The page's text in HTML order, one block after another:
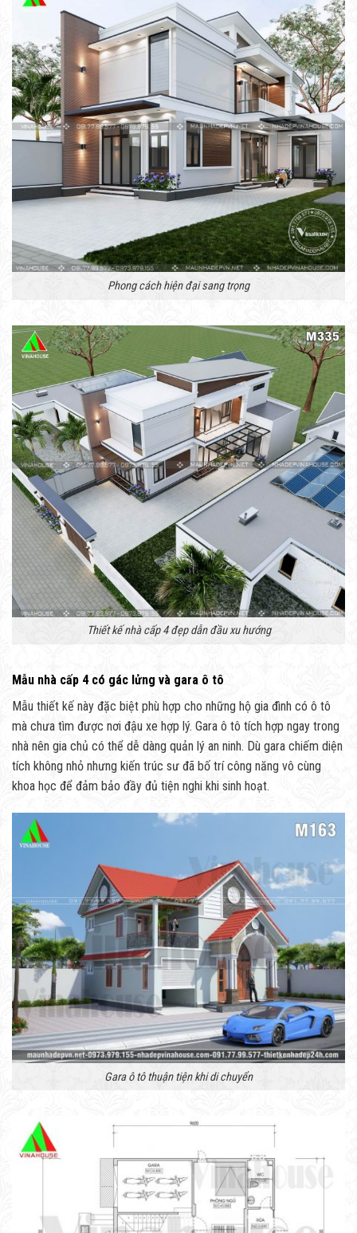
Phong cách hiện đại sang trọng
Thiết kế nhà cấp 4 đẹp dẫn đầu xu hướng
Mẫu nhà cấp 4 có gác lửng và gara ô tô
Mẫu thiết kế này đặc biệt phù hợp cho những hộ gia đình có ô tô
mà chưa tìm được nơi đậu xe hợp lý. Gara ô tô tích hợp ngay trong
nhà nên gia chủ có thể dễ dàng quản lý an ninh. Dù gara chiếm diện
tích không nhỏ nhưng kiến trúc sư đã bố trí công năng vô cùng
khoa học để đảm bảo đầy đủ tiện nghi khi sinh hoạt.
Gara ô tô thuận tiện khi di chuyển